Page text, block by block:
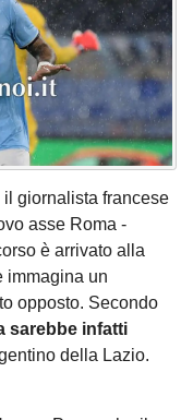
il giornalista francese
asse Roma -
è arrivato alla
immagina un
opposto. Secondo
sarebbe infatti
della Lazio.